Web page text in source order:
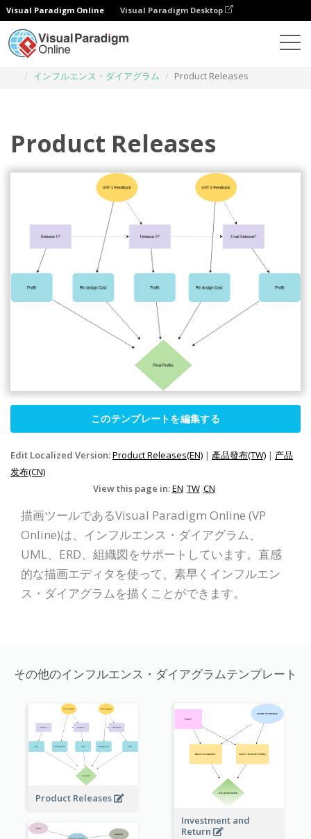
Visual Paradigm Online Visual Paradigm Desktop
インフルエンス・ダイアグラム
Product Releases
Product Releases
このテンプレートを編集する
Edit Localized Version:Product Releases(EN) | 產品發布(TW) | 产品
发布(CN)
View this page in:EN TW CN
描画ツールであるVisual Paradigm Online (VP
Online)は、インフルエンス・ダイアグラム、
UML、ERD、組織図をサポートしています。直感
的な描画エディタを使って、素早くインフルエン
ス・ダイアグラムを描くことができます。
その他のインフルエンス・ダイアグラムテンプレート
Product Releases
Investment and
Return